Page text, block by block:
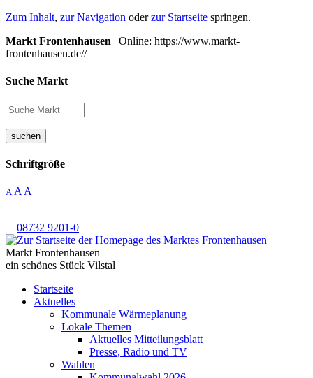
Zum Inhalt, zur Navigation oderzur Startseite springen.
Markt Frontenhausen | Online: https://www.markt-
frontenhausen.de//
Suche Markt
suchen
Schriftgröße
A A A
08732 9201-0
Markt Frontenhausen
ein schönes Stück Vilstal
Startseite
Aktuelles
Kommunale Wärmeplanung
Lokale Themen
Aktuelles Mitteilungsblatt
Presse, Radio und TV
Wahlen